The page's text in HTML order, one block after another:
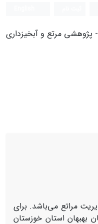
پژوهشی مرتع و آبخیزداری
مراتع می‌باشد. برای
طبقه­بندی تصویر ماهوارۀ لندست8 در مراتع در شهرستان بهبهان استان خوزستان